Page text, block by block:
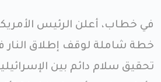
في خطاب، أعلن الرئيس
خطة شاملة لوقف إطلاق النار
تحقيق سلام دائم بين